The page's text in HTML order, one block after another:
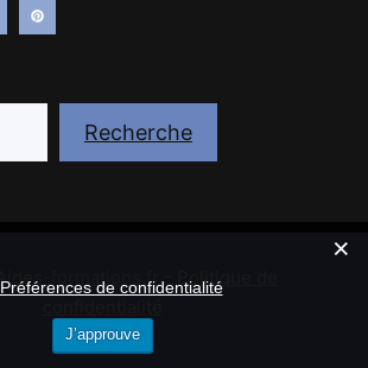
Recherche
Aides-formations.fr -
Politique de
Préférences de confidentialité
J’approuve